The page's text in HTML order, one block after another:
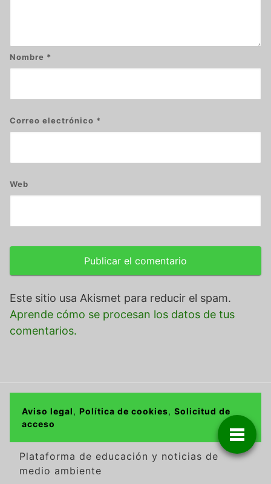
Nombre *
Correo electrónico *
Web
Este sitio usa Akismet para reducir el spam.
Aprende cómo se procesan los datos de tus
comentarios.
Aviso legal, Política de cookies, Solicitud de
acceso
Plataforma de educación y noticias de
medio ambiente